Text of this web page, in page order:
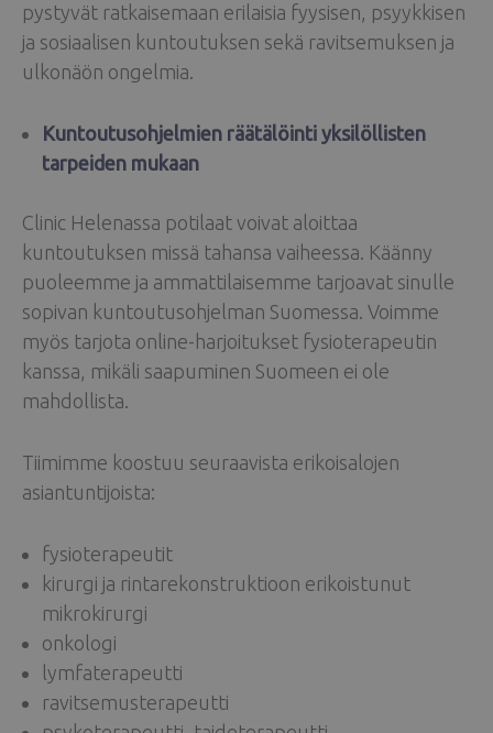
pystyvät ratkaisemaan erilaisia fyysisen, psyykkisen
ja sosiaalisen kuntoutuksen sekä ravitsemuksen ja
ulkonäön ongelmia.
Kuntoutusohjelmien räätälöinti yksilöllisten
tarpeiden mukaan
Clinic Helenassa potilaat voivat aloittaa
kuntoutuksen missä tahansa vaiheessa. Käänny
puoleemme ja ammattilaisemme tarjoavat sinulle
sopivan kuntoutusohjelman Suomessa. Voimme
myös tarjota online-harjoitukset fysioterapeutin
kanssa, mikäli saapuminen Suomeen ei ole
mahdollista.
Tiimimme koostuu seuraavista erikoisalojen
asiantuntijoista:
fysioterapeutit
kirurgi ja rintarekonstruktioon erikoistunut
mikrokirurgi
onkologi
lymfaterapeutti
ravitsemusterapeutti